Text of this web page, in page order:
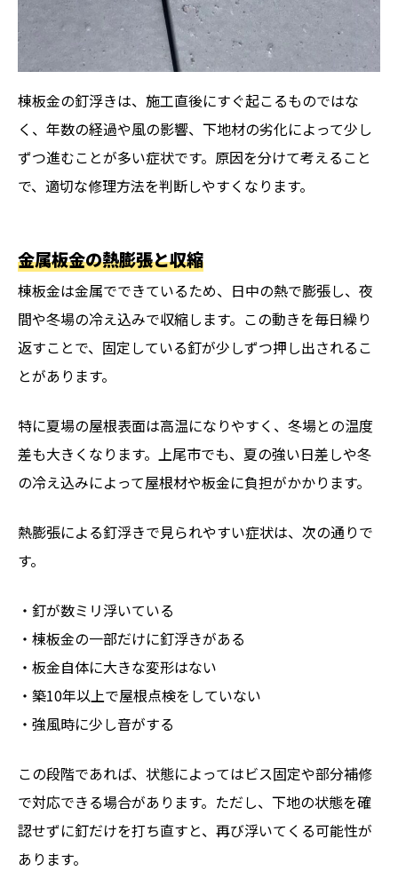
棟板金の釘浮きは、施工直後にすぐ起こるものではな
く、年数の経過や風の影響、下地材の劣化によって少し
ずつ進むことが多い症状です。原因を分けて考えること
で、適切な修理方法を判断しやすくなります。
金属板金の熱膨張と収縮
棟板金は金属でできているため、日中の熱で膨張し、夜
間や冬場の冷え込みで収縮します。この動きを毎日繰り
返すことで、固定している釘が少しずつ押し出されるこ
とがあります。
特に夏場の屋根表面は高温になりやすく、冬場との温度
差も大きくなります。上尾市でも、夏の強い日差しや冬
の冷え込みによって屋根材や板金に負担がかかります。
熱膨張による釘浮きで見られやすい症状は、次の通りで
す。
・釘が数ミリ浮いている
・棟板金の一部だけに釘浮きがある
・板金自体に大きな変形はない
・築10年以上で屋根点検をしていない
・強風時に少し音がする
この段階であれば、状態によってはビス固定や部分補修
で対応できる場合があります。ただし、下地の状態を確
認せずに釘だけを打ち直すと、再び浮いてくる可能性が
あります。